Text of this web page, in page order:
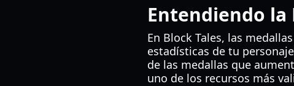
Entendiendo la
En Block Tales, las
estadísticas de tu
de las medallas que
uno de los recursos más